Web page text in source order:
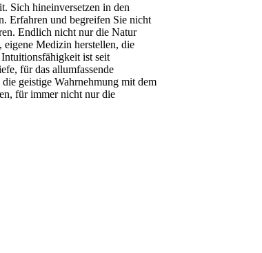
Sich hineinversetzen in den
Erfahren und begreifen Sie nicht
Endlich nicht nur die Natur
eigene Medizin herstellen, die
ist seit
für das allumfassende
geistige Wahrnehmung mit dem
für immer nicht nur die